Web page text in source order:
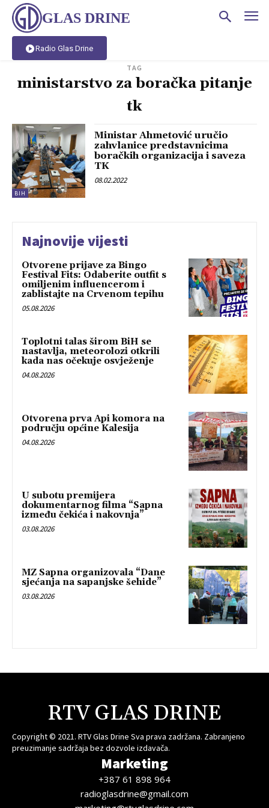
GLAS DRINE
Radio Glas Drine
TAG
ministarstvo za boračka pitanje
tk
BIH
Ministar Ahmetović uručio
zahvlanice predstavnicima
boračkih organizacija i saveza
TK
08.02.2022
Najnovije vijesti
Otvorene prijave za Bingo
Festival Fits: Odaberite outfit s
omiljenim influencerom i
zablistajte na Crvenom tepihu
05.08.2026
Toplotni talas širom BiH se
nastavlja, meteorolozi otkrili
kada nas očekuje osvježenje
04.08.2026
Otvorena prva Api komora na
području općine Kalesija
04.08.2026
U subotu premijera
dokumentarnog filma “Sapna
između čekića i nakovnja”
03.08.2026
MZ Sapna organizovala “Dane
sjećanja na sapanjske šehide”
03.08.2026
RTV GLAS DRINE
Copyright © 2021. RTV Glas Drine Sva prava zadržana. Zabranjeno
preuzimanje sadržaja bez dozvole izdavača.
Marketing
+387 61 898 964
radioglasdrine@gmail.com